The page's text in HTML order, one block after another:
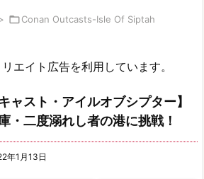

Conan Outcasts-Isle Of Siptah
エイト広告を利用しています。
ャスト・アイルオブシプター】
・二度溺れし者の港に挑戦！
年1月13日